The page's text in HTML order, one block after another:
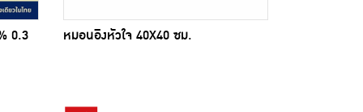
0.3 หมอนอิงหัวใจ 40X40 ซม.